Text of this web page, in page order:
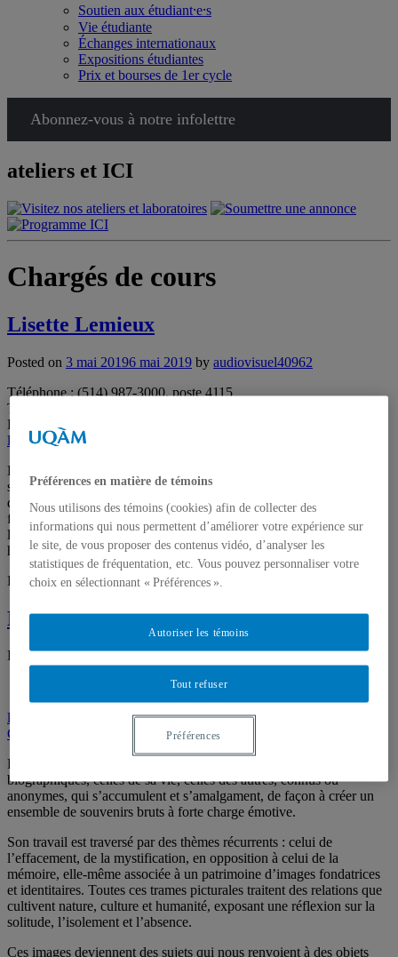
Soutien aux étudiant⸱e⸱s
Vie étudiante
Échanges internationaux
Expositions étudiantes
Prix et bourses de 1er cycle
Abonnez-vous à notre infolettre
ateliers et ICI
Chargés de cours
Lisette Lemieux
Posted on 3 mai 20196 mai 2019 by audiovisuel40962
Téléphone : (514) 987-3000, poste 4115
Télécopieur : (514) 987-4047
Local : J-4075
lemieux.lisette@uqam.ca
Lisette Lemieux tente de combler l'hiatus entre l'universel et le
singulier par la réappropiation de matières et d'objets dont elle tente
de faire émerger la noblesse. Les grands phénomènes régissant le
fonctionnement universel; le temps, les grandes divisions de
l'univers, les rituels et les aphorismes conditionnant les gestes
humains sont au cœur de sa réflexion.
Posted inChargés de cours
Françoise Lavoie
Posted on3 mai 20196 mai 2019byaudiovisuel40962
Téléphone : (514) 987-3000, poste 4115
Local : J-4075
lavoie.francoise@uqam.ca
CV
Les œuvres de Françoise Lavoie sont tissées de références
biographiques, celles de sa vie, celles des autres, connus ou
anonymes, qui s’accumulent et s’amalgament, de façon à créer un
ensemble de souvenirs bruts à forte charge émotive.
Son travail est traversé par des thèmes récurrents : celui de
l’effacement, de la mystification, en opposition à celui de la
mémoire, elle-même associée à un patrimoine d’images fondatrices
et identitaires. Toutes ces trames picturales traitent des relations que
cultivent nature, culture et humanité, exposant une réflexion sur la
solitude, l’isolement et l’absence.
Ces images deviennent des sujets qui nous renvoient à des objets
Préférences en matière de témoins
Nous utilisons des témoins (cookies) afin de collecter des
informations qui nous permettent d’améliorer votre expérience sur
le site, de vous proposer des contenus vidéo, d’analyser les
statistiques de fréquentation, etc. Vous pouvez personnaliser votre
choix en sélectionnant « Préférences ».
Tout refuser
Autoriser les témoins
Préférences